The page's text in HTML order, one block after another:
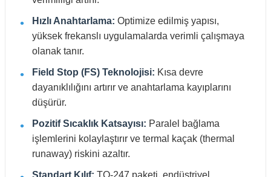
Hızlı Anahtarlama: Optimize edilmiş yapısı,
yüksek frekanslı uygulamalarda verimli çalışmaya
olanak tanır.
Field Stop (FS) Teknolojisi: Kısa devre
dayanıklılığını artırır ve anahtarlama kayıplarını
düşürür.
Pozitif Sıcaklık Katsayısı: Paralel bağlama
işlemlerini kolaylaştırır ve termal kaçak (thermal
runaway) riskini azaltır.
Standart Kılıf: TO-247 paketi, endüstriyel